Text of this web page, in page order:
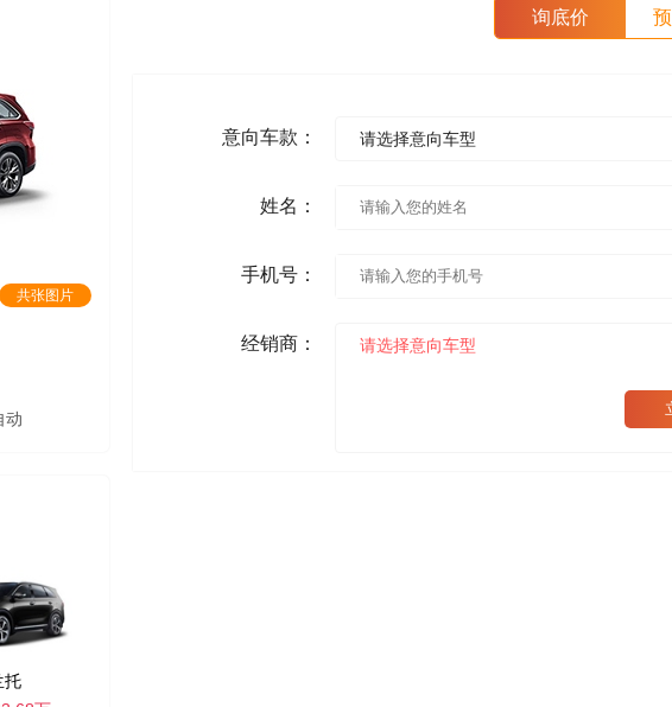
共张图片
动
托
询底价
意向车款： 请选择意向车型
姓名：
手机号：
经销商： 请选择意向车型